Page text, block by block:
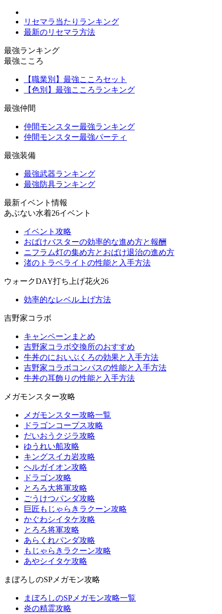
リセマラ当たりランキング
最新のリセマラ方法
最強ランキング
最強こころ
【職業別】最強こころセット
【色別】最強こころランキング
最強仲間
仲間モンスター最強ランキング
仲間モンスター最強パーティ
最強装備
最強武器ランキング
最強防具ランキング
最新イベント情報
あぶない水着26イベント
イベント攻略
おばけバスターの効率的な進め方と報酬
ニフラム灯の集め方とおばけ退治の進め方
渚のトラベライトの性能と入手方法
ウォークDAY打ち上げ花火26
効率的なレベル上げ方法
吉野家コラボ
キャンペーンまとめ
吉野家コラボ交換所のおすすめ
牛丼のにおいぶくろの効果と入手方法
吉野家コラボコンパスの性能と入手方法
牛丼の耳飾りの性能と入手方法
メガモンスター攻略
メガモンスター攻略一覧
ドラゴンコープス攻略
だいおうクジラ攻略
ゆうれい船攻略
キングスイカ岩攻略
ヘルガイオン攻略
ドラゴン攻略
とろろ大将軍攻略
ごうけつパンダ攻略
巨匠もじゃらきラクーン攻略
かぐわシイタケ攻略
とろろ将軍攻略
あらくれパンダ攻略
もじゃらきラクーン攻略
あやシイタケ攻略
まぼろしのSPメガモン攻略
まぼろしのSPメガモン攻略一覧
炎の精霊攻略